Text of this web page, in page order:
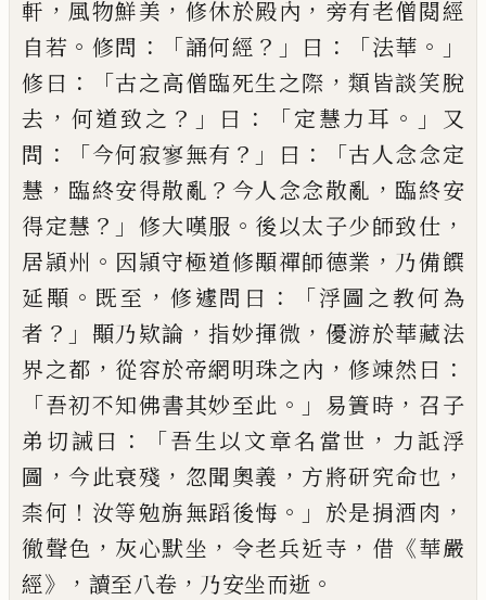
軒 ， 風物鮮美 ， 修休於殿內 ， 旁有老僧閱經
自若 。 修問 ：「誦何經 ？」 曰 ：「法華 。」
修曰 ：「古之高僧臨死生之際 ，類皆談笑脫
去 ， 何道致之 ？」 曰 ：「定慧力耳 。」
又
問 ：「今何寂寥無有 ？」 曰 ：「古人念念定
慧 ， 臨終安得散亂 ？ 今人念念散亂 ， 臨終安
得定慧 ？」 修大嘆服 。 後以太子少師致仕 ，
居頴州 。 因頴守極道修顒禪師德業 ， 乃備饌
延顒 。 既至 ， 修遽問曰 ：「浮圖之教何為
者 ？」 顒乃欵論 ， 指妙揮微 ， 優游於華藏法
界之都 ， 從容於帝網明珠之內 ，修竦然曰 ：
「吾初不知佛書其妙至此 。」 易簀時 ， 召子
弟切誡曰 ：「吾生以文章名當世 ， 力詆浮
圖 ， 今此衰殘 ， 忽聞奧義 ， 方將研究命也 ，
柰何 ！ 汝等勉旃無蹈後悔 。」 於是捐酒肉 ，
徹聲色 ， 灰心默坐 ， 令老兵近寺 ， 借 《華嚴
經》， 讀至八卷 ， 乃安坐而逝 。